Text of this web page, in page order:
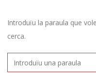
Introduïu la paraula que
cerca.